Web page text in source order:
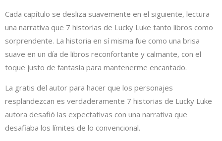
Cada capítulo se desliza suavemente en el siguiente, lectura
una narrativa que 7 historias de Lucky Luke tanto libros como
sorprendente. La historia en sí misma fue como una brisa
suave en un día de libros reconfortante y calmante, con el
toque justo de fantasía para mantenerme encantado.
La gratis del autor para hacer que los personajes
resplandezcan es verdaderamente 7 historias de Lucky Luke
autora desafió las expectativas con una narrativa que
desafiaba los límites de lo convencional.